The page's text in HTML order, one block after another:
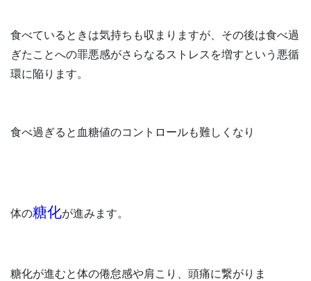
食べているときは気持ちも収まりますが、その後は食べ過
ぎたことへの罪悪感がさらなるストレスを増すという悪循
環に陥ります。
食べ過ぎると血糖値のコントロールも難しくなり
体の糖化が進みます。
糖化が進むと体の倦怠感や肩こり、頭痛に繋がりま